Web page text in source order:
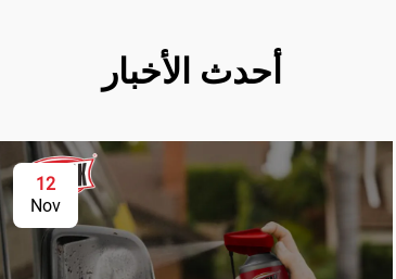
أحدث الأخبار
12
Nov